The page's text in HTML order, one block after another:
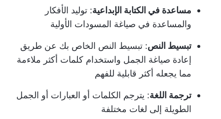
مساعدة في الكتابة الإبداعية: توليد الأفكار
والمساعدة في صياغة المسودات الأولية
تبسيط النص: تبسيط النص الخاص بك عن طريق
إعادة صياغة الجمل واستخدام كلمات أكثر ملاءمة
مما يجعله أكثر قابلية للفهم
ترجمة اللغة: يترجم الكلمات أو العبارات أو الجمل
الطويلة إلى لغات مختلفة